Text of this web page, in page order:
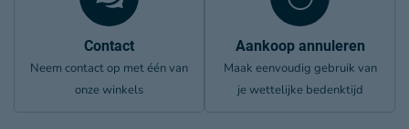
Contact
Neem contact op met één van
onze winkels
Aankoop annuleren
Maak eenvoudig gebruik van
je wettelijke bedenktijd